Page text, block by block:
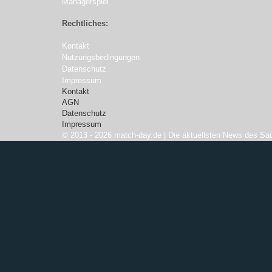
Rechtliches:
Kontakt
Nutzungsbedingungen
Datenschutz
Impressum
Kontakt
AGN
Datenschutz
Impressum
© 2013 - 2026 match-day.de | Die aktuellsten News des